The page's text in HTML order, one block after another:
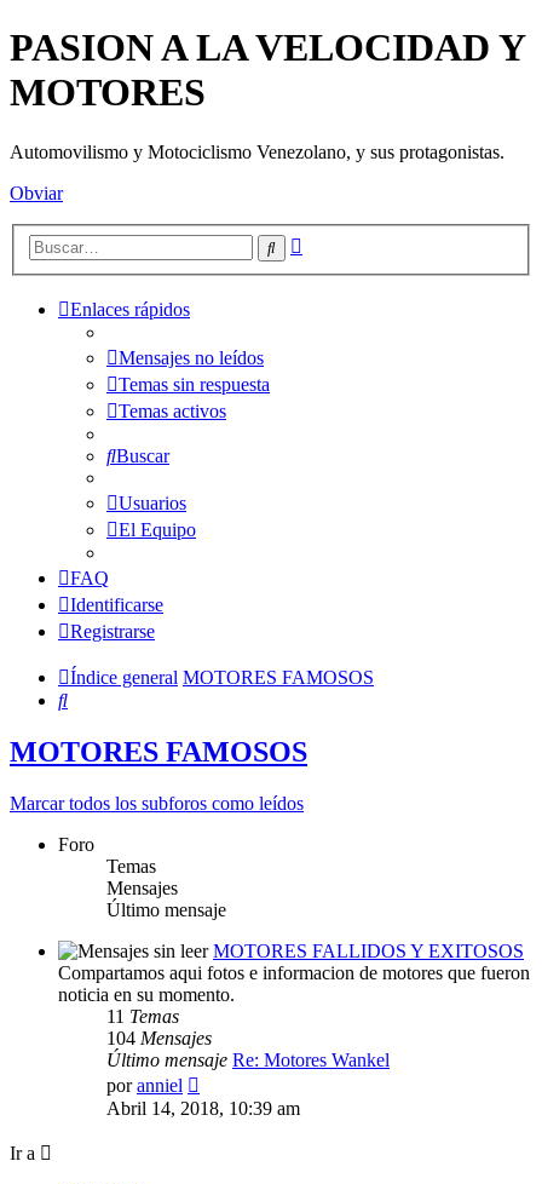
PASION A LA VELOCIDAD Y
MOTORES
Automovilismo y Motociclismo Venezolano, y sus protagonistas.
Obviar
Buscar
Enlaces rápidos
Mensajes no leídos
Temas sin respuesta
Temas activos
Buscar
Usuarios
El Equipo
FAQ
Identificarse
Registrarse
Índice general MOTORES FAMOSOS
Buscar
MOTORES FAMOSOS
Marcar todos los subforos como leídos
Foro
Temas
Mensajes
Último mensaje
MOTORES FALLIDOS Y EXITOSOS
Compartamos aqui fotos e informacion de motores que fueron
noticia en su momento.
11 Temas
104 Mensajes
Último mensaje Re: Motores Wankel
poranniel
último
mensaje
Abril 14, 2018, 10:39 am
Ir a